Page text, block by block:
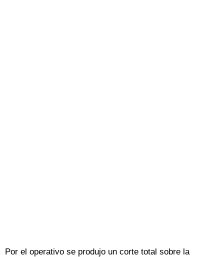
Por el operativo se produjo un corte total sobre la